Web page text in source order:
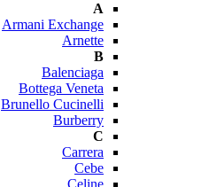
A
Armani Exchange
Arnette
B
Balenciaga
Bottega Veneta
Brunello Cucinelli
Burberry
C
Carrera
Cebe
Celine